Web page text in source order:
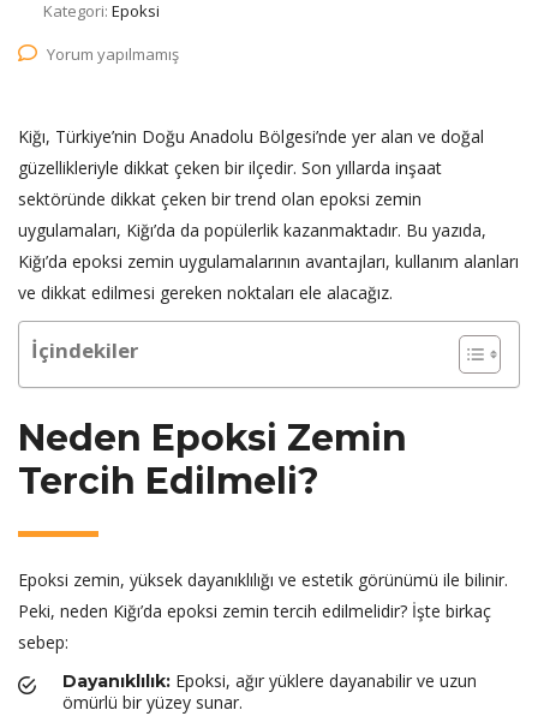
Kategori: Epoksi
Yorum yapılmamış
Kiğı, Türkiye’nin Doğu Anadolu Bölgesi’nde yer alan ve doğal
güzellikleriyle dikkat çeken bir ilçedir. Son yıllarda inşaat
sektöründe dikkat çeken bir trend olan epoksi zemin
uygulamaları, Kiğı’da da popülerlik kazanmaktadır. Bu yazıda,
Kiğı’da epoksi zemin uygulamalarının avantajları, kullanım alanları
ve dikkat edilmesi gereken noktaları ele alacağız.
İçindekiler
Neden Epoksi Zemin
Tercih Edilmeli?
Epoksi zemin, yüksek dayanıklılığı ve estetik görünümü ile bilinir.
Peki, neden Kiğı’da epoksi zemin tercih edilmelidir? İşte birkaç
sebep:
Dayanıklılık: Epoksi, ağır yüklere dayanabilir ve uzun
ömürlü bir yüzey sunar.